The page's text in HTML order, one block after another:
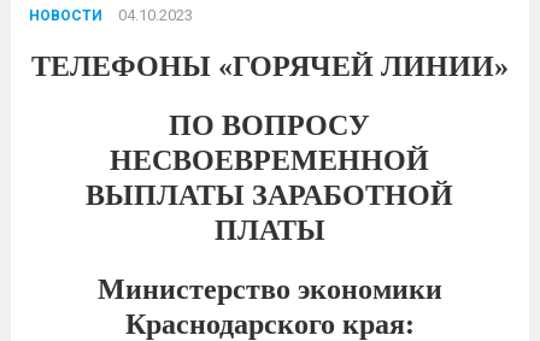
НОВОСТИ 04.10.2023
ТЕЛЕФОНЫ «ГОРЯЧЕЙ ЛИНИИ»
ПО ВОПРОСУ
НЕСВОЕВРЕМЕННОЙ
ВЫПЛАТЫ ЗАРАБОТНОЙ
ПЛАТЫ
Министерство экономики
Краснодарского края: